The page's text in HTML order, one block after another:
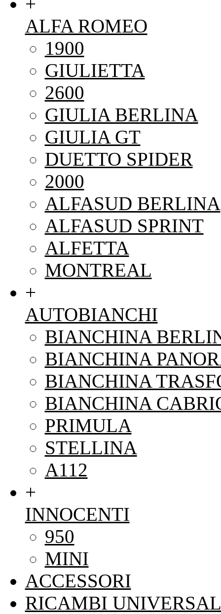
ALFA ROMEO
1900
GIULIETTA
2600
GIULIA BERLINA
GIULIA GT
DUETTO SPIDER
2000
ALFASUD BERLINA
ALFASUD SPRINT
ALFETTA
MONTREAL
+
AUTOBIANCHI
BIANCHINA
BIANCHINA
BIANCHINA
BIANCHINA
PRIMULA
STELLINA
A112
+
INNOCENTI
950
MINI
ACCESSORI
RICAMBI